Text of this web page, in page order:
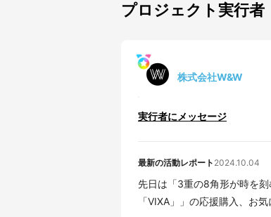
プロジェクト実行者
株式会社W&W
実行者にメッセージ
最新の活動レポート 2024.10.04
先日は「3重の8角形が時を
「VIXA」」の応援購入、お